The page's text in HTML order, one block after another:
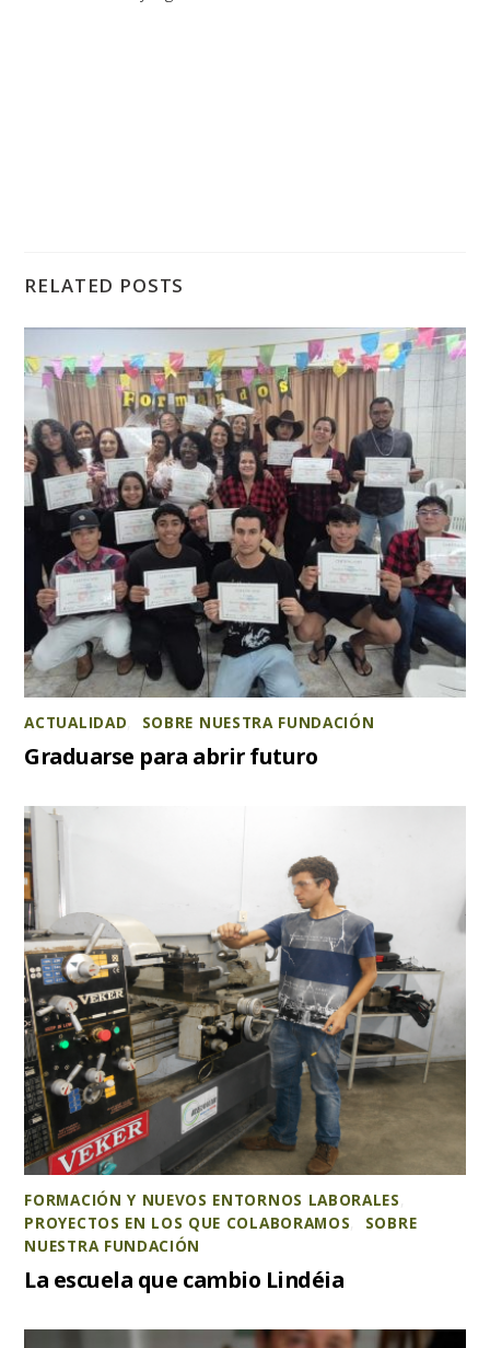
RELATED POSTS
ACTUALIDAD SOBRE NUESTRA FUNDACIÓN
Graduarse para abrir futuro
FORMACIÓN Y NUEVOS ENTORNOS LABORALES
PROYECTOS EN LOS QUE COLABORAMOS
SOBRE
NUESTRA FUNDACIÓN
La escuela que cambio Lindéia